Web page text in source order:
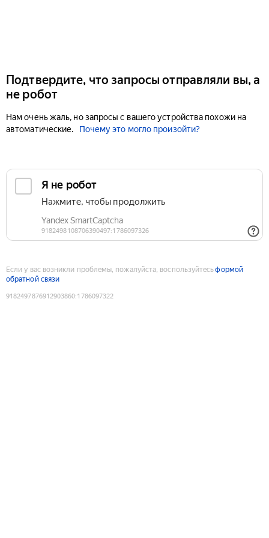
Подтвердите, что запросы отправляли вы, а
не робот
Нам очень жаль, но запросы с вашего устройства похожи на
автоматические.
Почему это могло произойти?
Если у вас возникли проблемы, пожалуйста, воспользуйтесьформой
обратной связи
9182497876912903860:1786097322